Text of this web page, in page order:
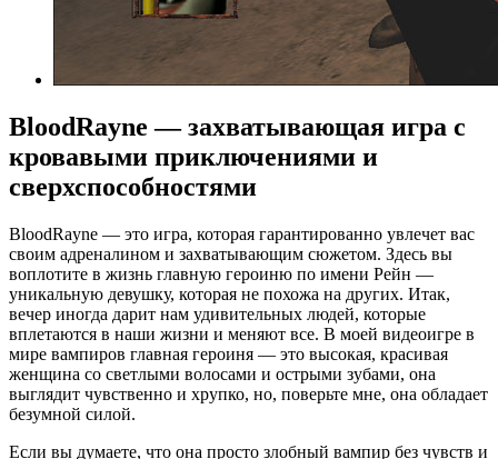
BloodRayne — захватывающая игра с
кровавыми приключениями и
сверхспособностями
BloodRayne — это игра, которая гарантированно увлечет вас
своим адреналином и захватывающим сюжетом. Здесь вы
воплотите в жизнь главную героиню по имени Рейн —
уникальную девушку, которая не похожа на других. Итак,
вечер иногда дарит нам удивительных людей, которые
вплетаются в наши жизни и меняют все. В моей видеоигре в
мире вампиров главная героиня — это высокая, красивая
женщина со светлыми волосами и острыми зубами, она
выглядит чувственно и хрупко, но, поверьте мне, она обладает
безумной силой.
Если вы думаете, что она просто злобный вампир без чувств и